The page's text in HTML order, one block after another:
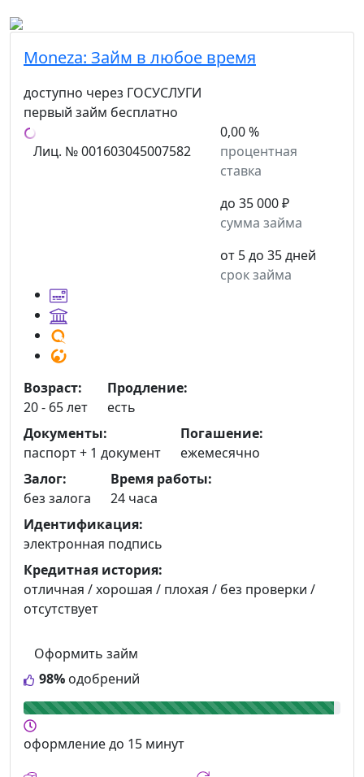
Moneza: Займ в любое время
доступно через ГОСУСЛУГИ
первый займ бесплатно
Лиц. № 001603045007582
0,00 %
процентная
ставка
до 35 000 ₽
сумма займа
от 5 до 35 дней
срок займа
98% одобрений
Оформить займ
Возраст:
20 - 65 лет
Продление:
есть
Документы:
паспорт + 1 документ
Погашение:
ежемесячно
Залог:
без залога
Время работы:
24 часа
Идентификация:
электронная подпись
Кредитная история:
отличная / хорошая / плохая / без проверки /
отсутствует
оформлениедо 15 минут